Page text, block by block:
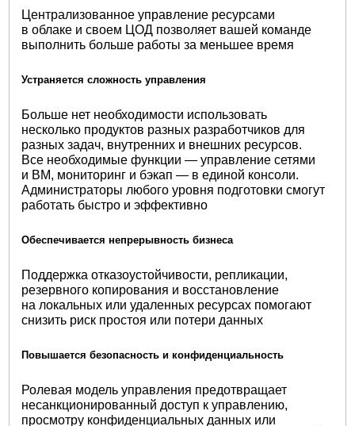
Централизованное управление ресурсами
в облаке и своем ЦОД позволяет вашей команде
выполнить больше работы за меньшее время
Устраняется сложность управления
Больше нет необходимости использовать
несколько продуктов разных разработчиков для
разных задач, внутренних и внешних ресурсов.
Все необходимые функции — управление сетями
и ВМ, мониторинг и бэкап — в единой консоли.
Администраторы любого уровня подготовки смогут
работать быстро и эффективно
Обеспечивается непрерывность бизнеса
Поддержка отказоустойчивости, репликации,
резервного копирования и восстановление
на локальных или удаленных ресурсах помогают
снизить риск простоя или потери данных
Повышается безопасность и конфиденциальность
Ролевая модель управления предотвращает
несанкционированный доступ к управлению,
просмотру конфиденциальных данных или